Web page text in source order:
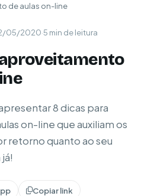
de aulas on-line
05/2020·5 min de leitura
8 dicas para
on-line que auxiliam os
retorno quanto ao seu
Copiar link